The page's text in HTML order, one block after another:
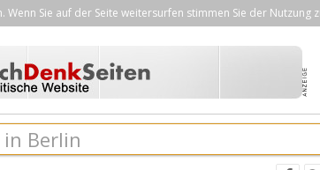
Sie auf der Seite weitersurfen stimmen Sie der Nutzung